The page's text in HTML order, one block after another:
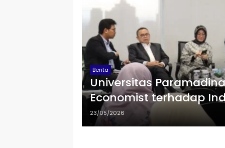
Berita
Universitas
Economist terhadap
Krisis Kepercayaan
23/05/2026